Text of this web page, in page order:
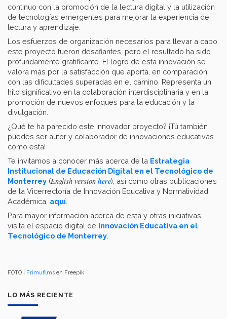
continuo con la promoción de la lectura digital y la utilización
de tecnologías emergentes para mejorar la experiencia de
lectura y aprendizaje.
Los esfuerzos de organización necesarios para llevar a cabo
este proyecto fueron desafiantes, pero el resultado ha sido
profundamente gratificante. El logro de esta innovación se
valora más por la satisfacción que aporta, en comparación
con las dificultades superadas en el camino. Representa un
hito significativo en la colaboración interdisciplinaria y en la
promoción de nuevos enfoques para la educación y la
divulgación.
¿Qué te ha parecido este innovador proyecto? ¡Tú también
puedes ser autor y colaborador de innovaciones educativas
como esta!
Te invitamos a conocer más acerca de la Estrategia
Institucional de Educación Digital en el Tecnológico de
Monterrey (English version here), así como otras publicaciones
de la Vicerrectoría de Innovación Educativa y Normatividad
Académica, aquí
Para mayor información acerca de esta y otras iniciativas,
visita el espacio digital de Innovación Educativa en el
Tecnológico de Monterrey
FOTO | Frimufilms en Freepik
LO MÁS RECIENTE